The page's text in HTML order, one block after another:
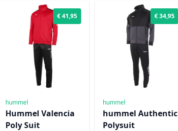
€ 41,95
hummel
Hummel Valencia
Poly Suit
€ 34,95
hummel
hummel Authentic
Polysuit